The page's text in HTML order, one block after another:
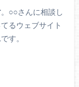
。○○さんに相談し
るウェブサイト
す。